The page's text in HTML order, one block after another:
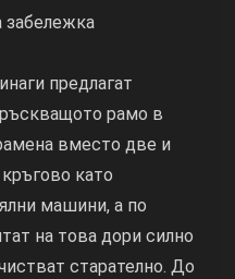
забележка
предлагат
рамо в
вместо две и
като
машини, а по
на това дори силно
старателно. До